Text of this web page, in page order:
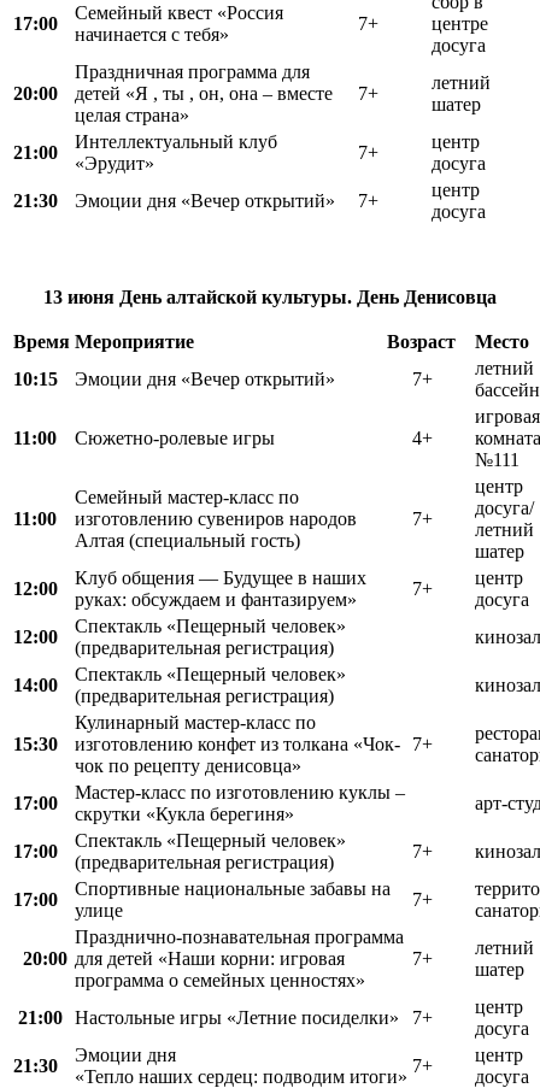
17:00
Семейный квест «Россия
начинается с тебя»
7+
центре
досуга
20:00
Праздничная программа для
детей «Я , ты , он, она – вместе
целая страна»
7+
летний
шатер
21:00
Интеллектуальный клуб
«Эрудит»
7+
центр
досуга
21:30
Эмоции дня «Вечер открытий» 7+
центр
досуга
13 июня День алтайской культуры. День Денисовца
Время Мероприятие Возраст
Место
10:15
Эмоции дня «Вечер открытий» 7+
летний
бассейн
11:00 Сюжетно-ролевые игры 4+
игровая
комната
№111
11:00
Семейный мастер-класс по
изготовлению сувениров народов
Алтая (специальный гость)
7+
центр
досуга/
летний
шатер
12:00
Клуб общения — Будущее в наших
руках: обсуждаем и фантазируем»
7+
центр
досуга
12:00
Спектакль «Пещерный человек»
(предварительная регистрация)
кинозал
14:00
Спектакль «Пещерный человек»
(предварительная регистрация)
кинозал
15:30
Кулинарный мастер-класс по
изготовлению конфет из толкана «Чок-
чок по рецепту денисовца»
7+
17:00
Мастер-класс по изготовлению куклы –
скрутки «Кукла берегиня»
арт-
17:00
Спектакль «Пещерный человек»
(предварительная регистрация)
7+ кинозал
17:00
Спортивные национальные забавы на
улице
7+
20:00
Празднично-познавательная программа
для детей «Наши корни: игровая
программа о семейных ценностях»
7+
летний
шатер
21:00 Настольные игры «Летние посиделки» 7+
центр
досуга
21:30
Эмоции дня
«Тепло наших сердец: подводим итоги»
7+
центр
досуга